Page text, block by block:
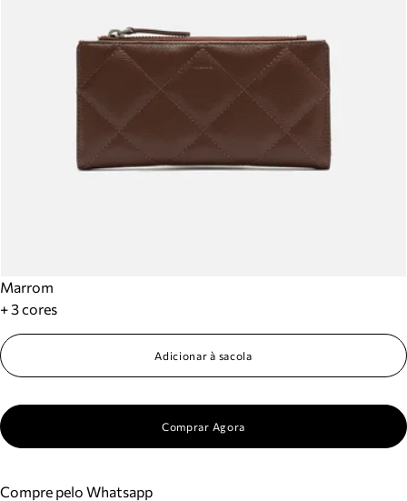
Marrom
+ 3 cores
Adicionar à sacola
Comprar Agora
Compre pelo Whatsapp